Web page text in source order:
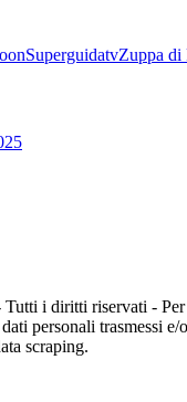
SuperguidatvZuppa di
i diritti riservati -
personali trasmessi
scraping.